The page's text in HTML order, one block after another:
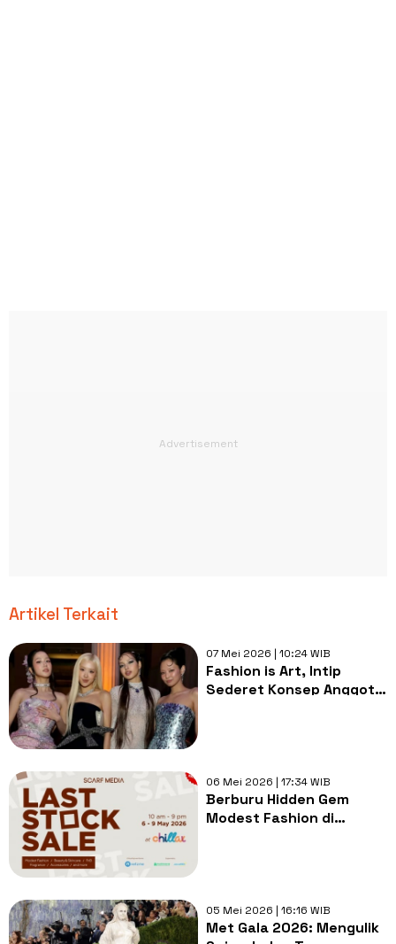
Artikel Terkait
07 Mei 2026 | 10:24 WIB
Fashion is Art, Intip
Sederet Konsep Anggota
06 Mei 2026 | 17:34 WIB
Berburu Hidden Gem
Modest Fashion di
05 Mei 2026 | 16:16 WIB
Met Gala 2026: Mengulik